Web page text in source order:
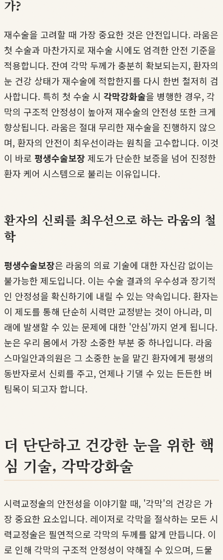
가?
재수술을 고려할 때 가장 중요한 것은 안전입니다. 라움은
첫 수술과 마찬가지로 재수술 시에도 엄격한 안전 기준을
적용합니다. 잔여 각막 두께가 충분히 확보되는지, 환자의
눈 건강 상태가 재수술에 적합한지를 다시 한번 철저히 검
사합니다. 특히 첫 수술 시 각막강화술을 병행한 경우, 각
막의 구조적 안정성이 높아져 재수술의 안전성 또한 크게
향상됩니다. 라움은 절대 무리한 재수술을 진행하지 않으
며, 환자의 안전이 최우선이라는 원칙을 고수합니다. 이것
이 바로 평생수술보장 제도가 단순한 보증을 넘어 진정한
환자 케어 시스템으로 불리는 이유입니다.
환자의 신뢰를 최우선으로 하는 라움의 철
학
평생수술보장은 라움의 의료 기술에 대한 자신감 없이는
불가능한 제도입니다. 이는 수술 결과의 우수성과 장기적
인 안정성을 확신하기에 내릴 수 있는 약속입니다. 환자는
이 제도를 통해 단순히 시력만 교정받는 것이 아니라, 미
래에 발생할 수 있는 문제에 대한 '안심'까지 얻게 됩니다.
눈은 우리 몸에서 가장 소중한 부분 중 하나입니다. 라움
스마일안과의원은 그 소중한 눈을 맡긴 환자에게 평생의
동반자로서 신뢰를 주고, 언제나 기댈 수 있는 든든한 버
팀목이 되고자 합니다.
더 단단하고 건강한 눈을 위한 핵
심 기술, 각막강화술
시력교정술의 안전성을 이야기할 때, '각막'의 건강은 가
장 중요한 요소입니다. 레이저로 각막을 절삭하는 모든 시
력교정술은 필연적으로 각막의 두께를 얇게 만듭니다. 이
로 인해 각막의 구조적 안정성이 약해질 수 있으며, 드물